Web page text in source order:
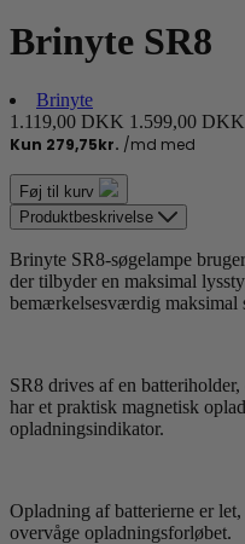
Brinyte SR8
Brinyte
1.119,00 DKK 1.599,00 DKK
Føj til kurv
Produktbeskrivelse
Brinyte SR8-søgelampe
der tilbyder en maksimal
bemærkelsesværdig maksimal
SR8 drives af en
har et praktisk magnetisk
opladningsindikator.
Opladning af batterierne er
overvåge opladningsforløbet.